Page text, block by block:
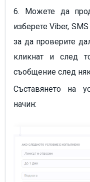
6. Можете да
изберете Viber,
за да проверите
кликнат и след
съобщение след
Съставянето на
начин: